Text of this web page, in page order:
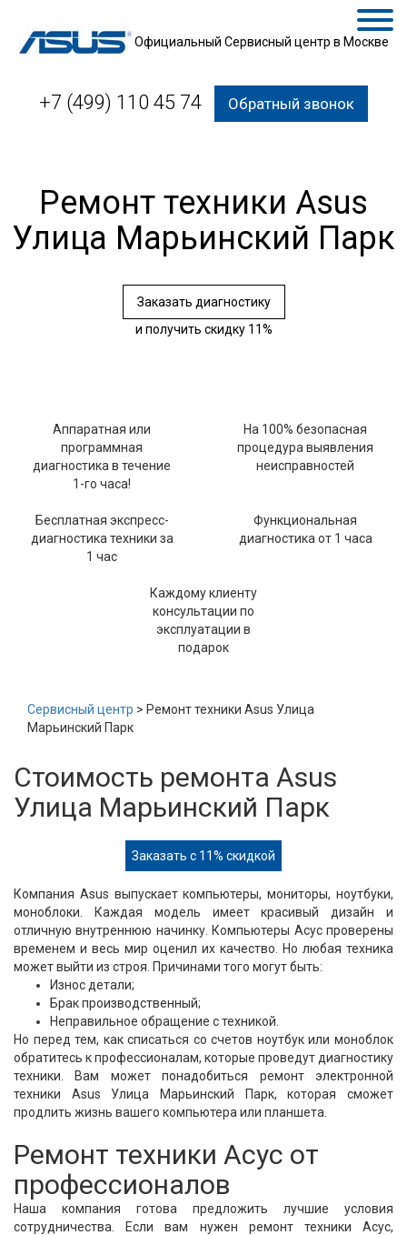
Официальный Сервисный центр в Москве
+7 (499) 110 45 74 Обратный звонок
Ремонт техники Asus
Улица Марьинский Парк
Заказать диагностику
и получить скидку 11%
Аппаратная или
программная
диагностика в течение
1-го часа!
На 100% безопасная
процедура выявления
неисправностей
Бесплатная экспресс-
диагностика техники за
1 час
Функциональная
диагностика от 1 часа
Каждому клиенту
консультации по
эксплуатации в
подарок
Сервисный центр > Ремонт техники Asus Улица
Марьинский Парк
Стоимость ремонта Asus
Улица Марьинский Парк
Заказать с 11% скидкой
Компания Asus выпускает компьютеры, мониторы, ноутбуки,
моноблоки. Каждая модель имеет красивый дизайн и
отличную внутреннюю начинку. Компьютеры Асус проверены
временем и весь мир оценил их качество. Но любая техника
может выйти из строя. Причинами того могут быть:
Износ детали;
Брак производственный;
Неправильное обращение с техникой.
Но перед тем, как списаться со счетов ноутбук или моноблок
обратитесь к профессионалам, которые проведут диагностику
техники. Вам может понадобиться ремонт электронной
техники Asus Улица Марьинский Парк, которая сможет
продлить жизнь вашего компьютера или планшета.
Ремонт техники Асус от
профессионалов
Наша компания готова предложить лучшие условия
сотрудничества. Если вам нужен ремонт техники Асус,